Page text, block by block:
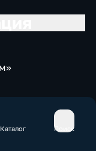
Каталог Поиск